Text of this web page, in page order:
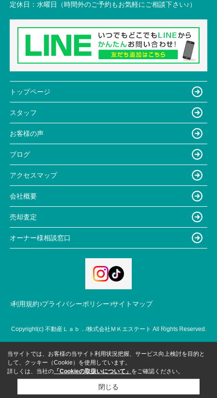
定休日： 水曜日（時間外のご予約もお気軽にご相談下さい♪）
トップページ
スタッフ
お客様の声
ブログ
アクセスマップ
会社概要
売却査定
オーナー様相談窓口
利用規約 プライバシーポリシー サイトマップ
Copyright(c) 不動産Ｌａｂ．/株式会社ＭＫエステート All Rights Reserved.
当サイトでは、お客様の当サイト利用状況把握、サービス向上検討を目的と
して、クッキー（Cookie）を使用しています。
詳しくは、当社の 「Cookieの取扱いについて」 をご確認ください。
閉じる